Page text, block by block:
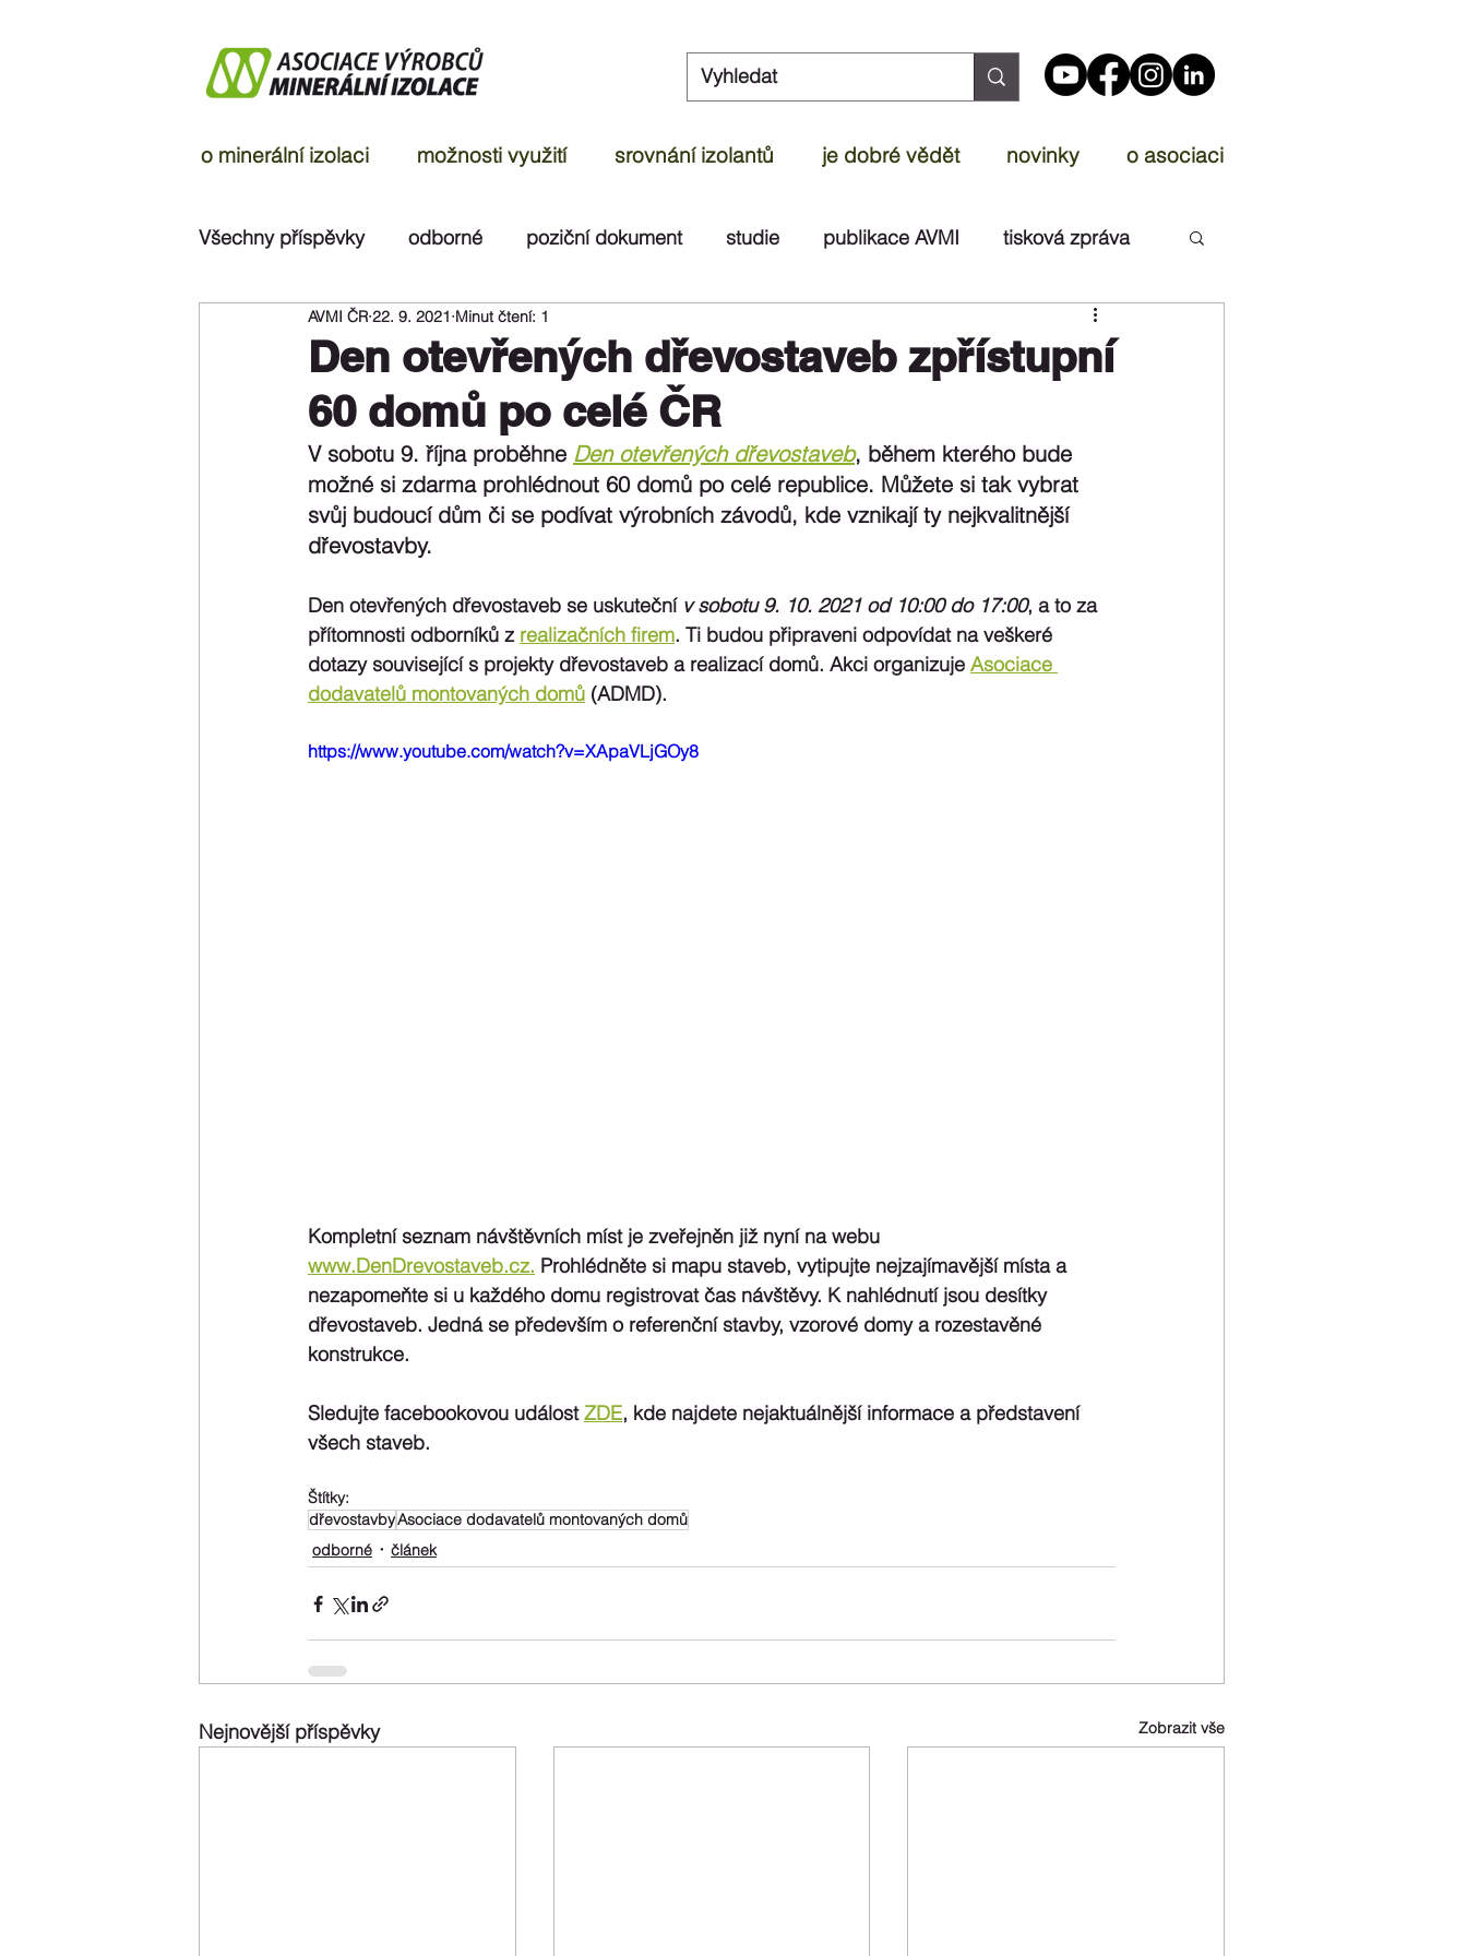
o minerální izolaci možnosti využití srovnání izolantů je dobré vědět novinky o asociaci
Všechny příspěvky odborné poziční dokument studie publikace AVMI tisková zpráva
ohlasy v médiích rozsudek
Den otevřených dřevostaveb zpřístupní
60 domů po celé ČR
AVMI ČR 22. 9. 2021 Minut čtení: 1
V sobotu 9. října proběhne Den otevřených dřevostaveb, během kterého bude
možné si zdarma prohlédnout 60 domů po celé republice. Můžete si tak vybrat
svůj budoucí dům či se podívat výrobních závodů, kde vznikají ty nejkvalitnější
dřevostavby.
Den otevřených dřevostaveb se uskuteční v sobotu 9. 10. 2021 od 10:00 do 17:00, a to za
přítomnosti odborníků z realizačních firem. Ti budou připraveni odpovídat na veškeré
dotazy související s projekty dřevostaveb a realizací domů. Akci organizuje Asociace
dodavatelů montovaných domů (ADMD).
https://www.youtube.com/watch?v=XApaVLjGOy8
Kompletní seznam návštěvních míst je zveřejněn již nyní na webu
www.DenDrevostaveb.cz. Prohlédněte si mapu staveb, vytipujte nejzajímavější místa a
nezapomeňte si u každého domu registrovat čas návštěvy. K nahlédnutí jsou desítky
dřevostaveb. Jedná se především o referenční stavby, vzorové domy a rozestavěné
konstrukce.
Sledujte facebookovou událost ZDE, kde najdete nejaktuálnější informace a představení
všech staveb.
Štítky:
dřevostavbyAsociace dodavatelů montovaných domů
odborné
článek
Nejnovější příspěvky Zobrazit vše